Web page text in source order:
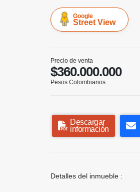
Google
Street View
Precio de venta
$360.000.000
Pesos Colombianos
Descargar
información
Detalles del inmueble :